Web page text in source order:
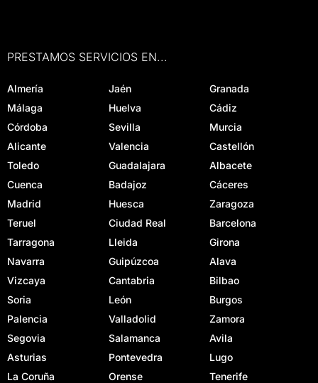
PRESTAMOS SERVICIOS EN...
Almería Jaén
Granada
Málaga
Huelva
Cádiz
Córdoba
Sevilla
Murcia
Alicante
Valencia
Castellón
Toledo
Guadalajara
Albacete
Cuenca
Badajoz
Cáceres
Madrid
Huesca
Zaragoza
Teruel
Ciudad Real
Barcelona
Tarragona
Lleida
Girona
Navarra
Guipúzcoa
Alava
Vizcaya
Cantabria
Bilbao
Soria
León
Burgos
Palencia
Valladolid
Zamora
Segovia
Salamanca
Avila
Asturias
Pontevedra
Lugo
La Coruña
Orense
Tenerife